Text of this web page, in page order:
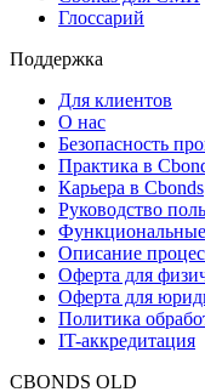
Research Hub
Cbonds Review
Сбондс-ТВ
Глоссарий
Поддержка
Для клиентов
О нас
Безопасность
Практика в
Карьера в Cbonds
Руководство
Функциональные
Описание
Оферта для
Оферта для